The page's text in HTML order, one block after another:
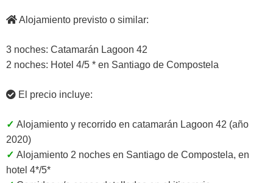
Alojamiento previsto o similar:
3 noches: Catamarán Lagoon 42
2 noches: Hotel 4/5 * en Santiago de Compostela
El precio incluye:
✓ Alojamiento y recorrido en catamarán Lagoon 42 (año
2020)
✓ Alojamiento 2 noches en Santiago de Compostela, en
hotel 4*/5*